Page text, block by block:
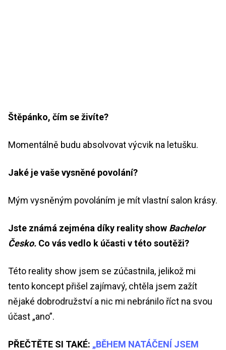
Štěpánko, čím se živíte?
Momentálně budu absolvovat výcvik na letušku.
Jaké je vaše vysněné povolání?
Mým vysněným povoláním je mít vlastní salon krásy.
Jste známá zejména díky reality show Bachelor
Česko. Co vás vedlo k účasti v této soutěži?
Této reality show jsem se zúčastnila, jelikož mi
tento koncept přišel zajímavý, chtěla jsem zažít
nějaké dobrodružství a nic mi nebránilo říct na svou
účast „ano”.
PŘEČTĚTE SI TAKÉ: „BĚHEM NATÁČENÍ JSEM